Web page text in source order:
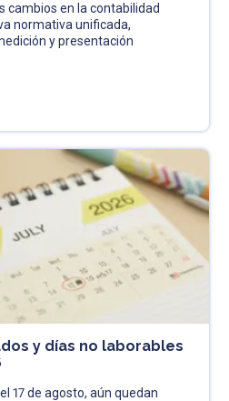
cambios en la contabilidad
normativa unificada,
y presentación
y días no laborables
17 de agosto, aún quedan